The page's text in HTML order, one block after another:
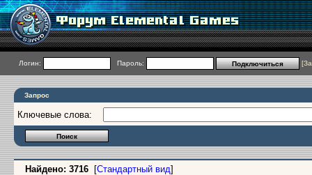
Логин: Пароль: [
Запрос
Ключевые слова:
Найдено: 3716 [Стандартный вид]